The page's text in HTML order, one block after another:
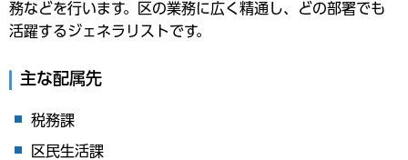
務などを行います。区の業務に広く精通し、どの部署でも
活躍するジェネラリストです。
主な配属先
税務課
区民生活課